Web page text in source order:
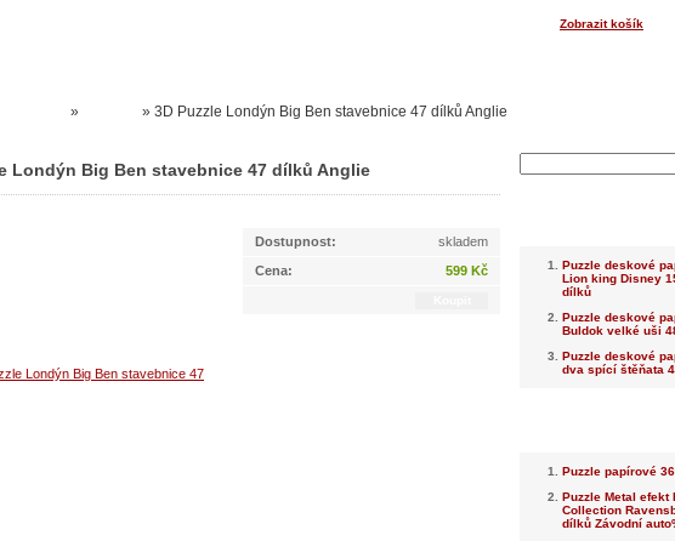
Zobrazit košík
» » 3D Puzzle Londýn Big Ben stavebnice 47 dílků Anglie
Londýn Big Ben stavebnice 47 dílků Anglie
Dostupnost:
skladem
Cena:
599 Kč
Puzzle deskové
Lion king Disney
dílků
Puzzle deskové
Buldok velké uši
Puzzle deskové
dva spící štěňata
Puzzle papírové
Puzzle Metal efekt
Collection
dílků Závodní